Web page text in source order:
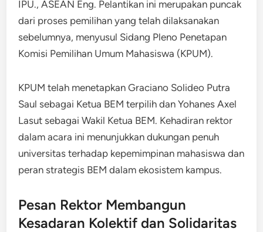
IPU., ASEAN Eng. Pelantikan ini merupakan puncak
dari proses pemilihan yang telah dilaksanakan
sebelumnya, menyusul Sidang Pleno Penetapan
Komisi Pemilihan Umum Mahasiswa (KPUM).
KPUM telah menetapkan Graciano Solideo Putra
Saul sebagai Ketua BEM terpilih dan Yohanes Axel
Lasut sebagai Wakil Ketua BEM. Kehadiran rektor
dalam acara ini menunjukkan dukungan penuh
universitas terhadap kepemimpinan mahasiswa dan
peran strategis BEM dalam ekosistem kampus.
Pesan Rektor Membangun
Kesadaran Kolektif dan Solidaritas